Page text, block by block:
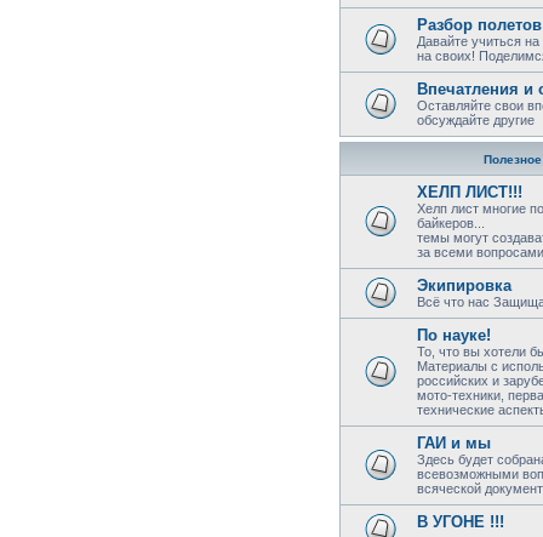
Разбор полетов
Давайте учиться
на своих!
Впечатления и
Оставляйте свои
обсуждайте другие
ХЕЛП ЛИСТ!!!
Хелп лист многие
байкеров...
темы могут
за всеми
Экипировка
Всё что нас
По науке!
То, что вы хотели
Материалы с
российских и
мото-техники,
технические
ГАИ и мы
Здесь будет
всевозможными
всяческой
В УГОНЕ !!!